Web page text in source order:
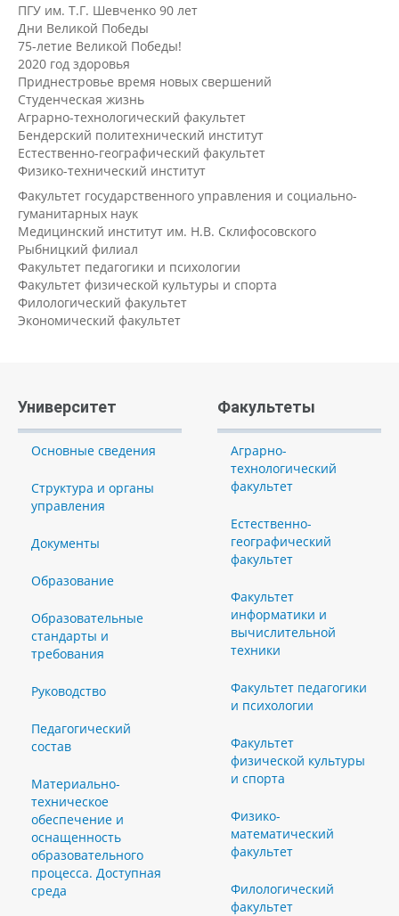
ПГУ им. Т.Г. Шевченко 90 лет
Дни Великой Победы
75-летие Великой Победы!
2020 год здоровья
Приднестровье время новых свершений
Студенческая жизнь
Аграрно-технологический факультет
Бендерский политехнический институт
Естественно-географический факультет
Физико-технический институт
Факультет государственного управления и социально-
гуманитарных наук
Медицинский институт им. Н.В. Склифосовского
Рыбницкий филиал
Факультет педагогики и психологии
Факультет физической культуры и спорта
Филологический факультет
Экономический факультет
Университет
Основные сведения
Структура и органы
управления
Документы
Образование
Образовательные
стандарты и
требования
Руководство
Педагогический
состав
Материально-
техническое
обеспечение и
оснащенность
образовательного
процесса. Доступная
среда
Факультеты
Аграрно-
технологический
факультет
Естественно-
географический
факультет
Факультет
информатики и
вычислительной
техники
Факультет педагогики
и психологии
Факультет
физической культуры
и спорта
Физико-
математический
факультет
Филологический
факультет